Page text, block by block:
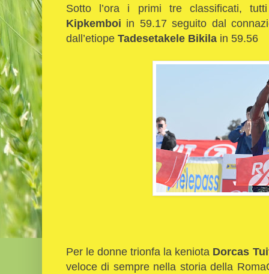
Sotto l’ora i primi tre classificati,
Kipkemboi in 59.17 seguito dal
dall’etiope Tadesetakele Bikila in 59.56
Per le donne trionfa la keniota Dorcas
veloce di sempre nella storia della